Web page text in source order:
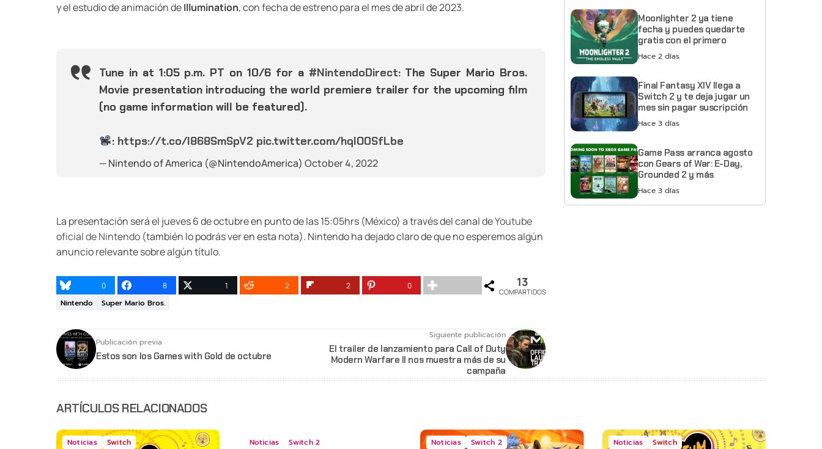
y el estudio de animación deIllumination, con fecha de estreno para el mes de abril de 2023.
Tune in at 1:05 p.m. PT on 10/6 for a #NintendoDirect: The Super Mario Bros.
Movie presentation introducing the world premiere trailer for the upcoming film
(no game information will be featured).
: https://t.co/I868SmSpV2 pic.twitter.com/hqlO0SfLbe
— Nintendo of America (@NintendoAmerica) October 4, 2022
La presentación será el jueves 6 de octubre en punto de las 15:05hrs (México) a través del canal deYoutube
oficial de Nintendo (también lo podrás ver en esta nota). Nintendo ha dejado claro de que no esperemos algún
anuncio relevante sobre algún título.
0 8 1 2 2 0 13
COMPARTIDOS
Nintendo Super Mario Bros.
Publicación previa
Estos son los Games with Gold de octubre
Siguiente publicación
El trailer de lanzamiento para Call of Duty
Modern Warfare II nos muestra más de su
campaña
Moonlighter 2 ya tiene
fecha y puedes quedarte
gratis con el primero
Hace 2 días
Final Fantasy XIV llega a
Switch 2 y te deja jugar un
mes sin pagar suscripción
Hace 3 días
Game Pass arranca agosto
con Gears of War: E-Day,
Grounded 2 y más
Hace 3 días
ARTÍCULOS RELACIONADOS
Noticias Switch Noticias Switch 2 Noticias Switch 2 Noticias Switch